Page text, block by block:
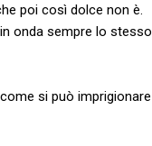
poi così dolce non è.
onda sempre lo stesso
si può imprigionare